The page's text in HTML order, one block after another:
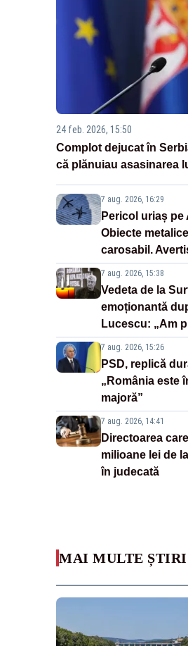
24 feb. 2026, 15:50
Complot dejucat în
că plănuiau asasinarea
7 aug. 2026, 16:29
Pericol uriaș
Obiecte
carosabil.
7 aug. 2026, 15:38
Vedeta de la
emoționantă
Lucescu: „Am
7 aug. 2026, 15:26
PSD, replică
„România este
majoră”
7 aug. 2026, 14:41
Directoarea
milioane lei de
în judecată
MAI MULTE